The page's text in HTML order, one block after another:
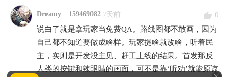
Dreamy__159469082 7天前
0
说白了就是拿玩家当免费QA。路线图都不敢画，因为
自己都不知道要做成啥样。玩家提啥就改啥，听着民
主，实则是开发没主见、赶工上线的结果。首发那反
人类的按键和辣眼睛的画面，可不是靠‘听劝’就能原谅